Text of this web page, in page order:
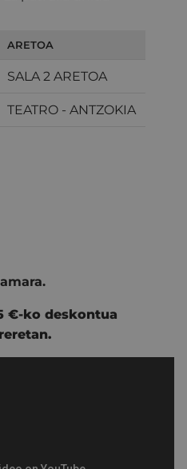
ARETOA
SALA 2 ARETOA
TEATRO - ANTZOKIA
.
€-ko deskontua